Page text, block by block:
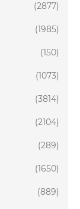
(2877)
(1985)
(150)
(1073)
(3814)
(2104)
(289)
(1650)
(889)